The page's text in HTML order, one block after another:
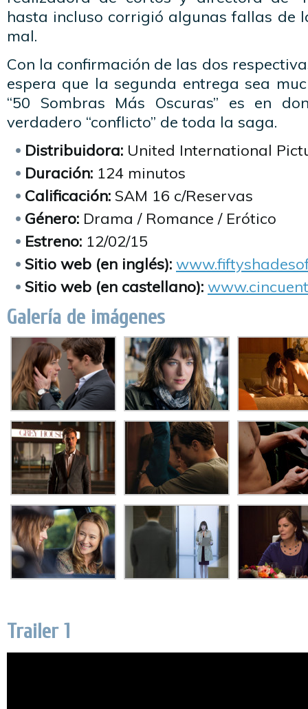
hasta incluso corrigió algunas fallas de
mal.
Con la confirmación de las dos
espera que la segunda entrega sea
“50 Sombras Más Oscuras” es en
verdadero “conflicto” de toda la saga.
Distribuidora: United International
Duración: 124 minutos
Calificación: SAM 16 c/Reservas
Género: Drama / Romance / Erótico
Estreno: 12/02/15
Sitio web (en inglés):
Sitio web (en castellano):
Galería de imágenes
Trailer 1